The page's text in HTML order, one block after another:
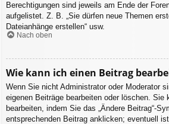
Berechtigungen sind jeweils am Ende der
aufgelistet. Z. B. „Sie dürfen neue Themen
Dateianhänge erstellen“ usw.
Nach oben
Wie kann ich einen Beitrag
Wenn Sie nicht Administrator oder Moderator
eigenen Beiträge bearbeiten oder löschen. Sie
bearbeiten, indem Sie das „Ändere Beitrag“-
entsprechenden Beitrag anklicken; eventuell